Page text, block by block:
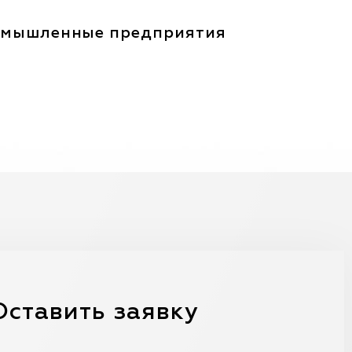
предприятия
заявку